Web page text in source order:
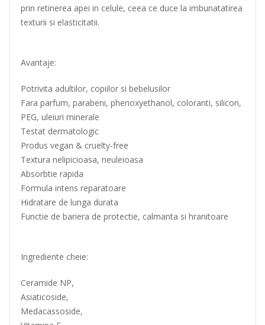
prin retinerea apei in celule, ceea ce duce la imbunatatirea
texturii si elasticitatii.
Avantaje:
Potrivita adultilor, copiilor si bebelusilor
Fara parfum, parabeni, phenoxyethanol, coloranti, silicon,
PEG, uleiuri minerale
Testat dermatologic
Produs vegan & cruelty-free
Textura nelipicioasa, neuleioasa
Absorbtie rapida
Formula intens reparatoare
Hidratare de lunga durata
Functie de bariera de protectie, calmanta si hranitoare
Ingrediente cheie:
Ceramide NP,
Asiaticoside,
Medacassoside,